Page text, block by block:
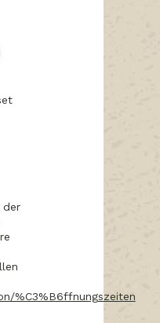
der
%C3%B6ffnungszeiten